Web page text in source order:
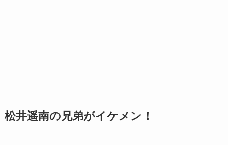
松井遥南の兄弟がイケメン！